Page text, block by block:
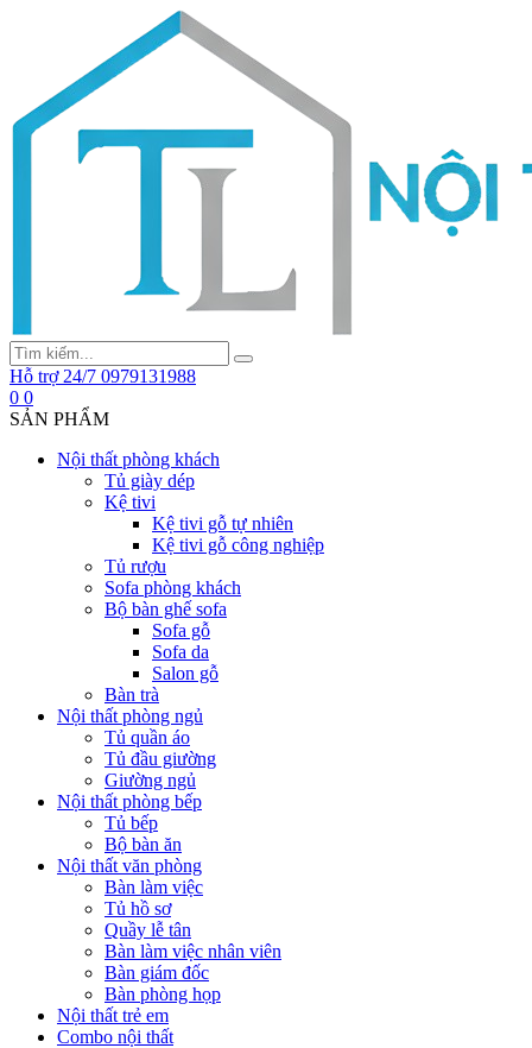
Hỗ trợ 24/7 0979131988
0 0
SẢN PHẨM
Nội thất phòng khách
Tủ giày dép
Kệ tivi
Kệ tivi gỗ tự nhiên
Kệ tivi gỗ công nghiệp
Tủ rượu
Sofa phòng khách
Bộ bàn ghế sofa
Sofa gỗ
Sofa da
Salon gỗ
Bàn trà
Nội thất phòng ngủ
Tủ quần áo
Tủ đầu giường
Giường ngủ
Nội thất phòng bếp
Tủ bếp
Bộ bàn ăn
Nội thất văn phòng
Bàn làm việc
Tủ hồ sơ
Quầy lễ tân
Bàn làm việc nhân viên
Bàn giám đốc
Bàn phòng họp
Nội thất trẻ em
Combo nội thất